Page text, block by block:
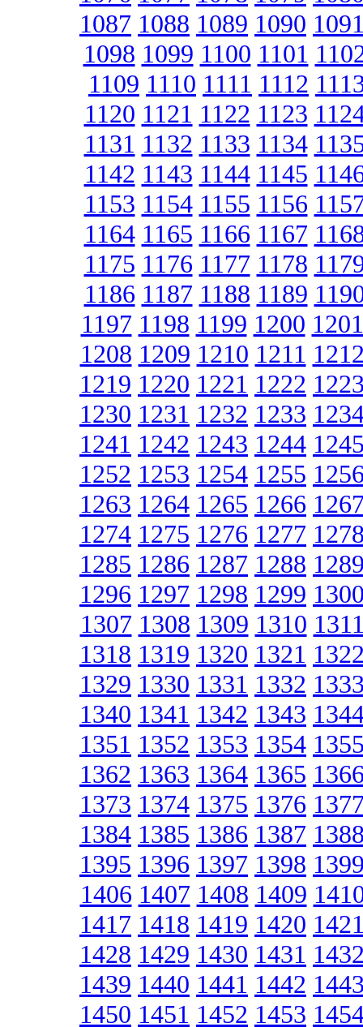
1087 1088 1089 1090
1098 1099 1100 1101
1109 1110 1111 1112
1120 1121 1122 1123
1131 1132 1133 1134
1142 1143 1144 1145
1153 1154 1155 1156
1164 1165 1166 1167
1175 1176 1177 1178
1186 1187 1188 1189
1197 1198 1199 1200 1201
1208 1209 1210 1211
1219 1220 1221 1222
1230 1231 1232 1233
1241 1242 1243 1244
1252 1253 1254 1255
1263 1264 1265 1266
1274 1275 1276 1277
1285 1286 1287 1288
1296 1297 1298 1299
1307 1308 1309 1310
1318 1319 1320 1321
1329 1330 1331 1332
1340 1341 1342 1343
1351 1352 1353 1354
1362 1363 1364 1365
1373 1374 1375 1376
1384 1385 1386 1387
1395 1396 1397 1398
1406 1407 1408 1409
1417 1418 1419 1420
1428 1429 1430 1431
1439 1440 1441 1442
1450 1451 1452 1453